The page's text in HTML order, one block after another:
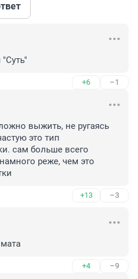
+6 –1
выжить, не ругаясь
это тип
сам больше всего
реже, чем это
+13 –3
+4 –9